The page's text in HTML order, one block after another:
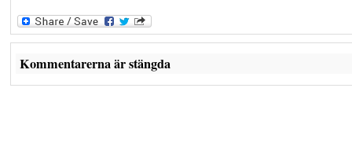
Kommentarerna är stängda